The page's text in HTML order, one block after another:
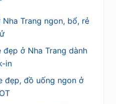
Nha Trang ngon, bổ, rẻ
đẹp ở Nha Trang dành
in
đẹp, đồ uống ngon ở